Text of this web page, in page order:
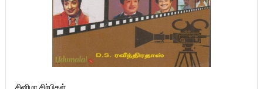
சினிமா சிற்பிகள்